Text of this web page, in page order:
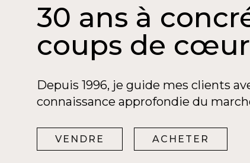
30 ans à
coups de
Depuis 1996, je guide mes clients
connaissance approfondie du
VENDRE ACHETER